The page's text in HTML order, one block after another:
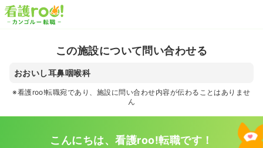
この施設について問い合わせる
おおいし耳鼻咽喉科
※看護roo!転職宛であり、施設に問い合わせ内容が伝わることはありませ
ん
こんにちは、看護roo!転職です！